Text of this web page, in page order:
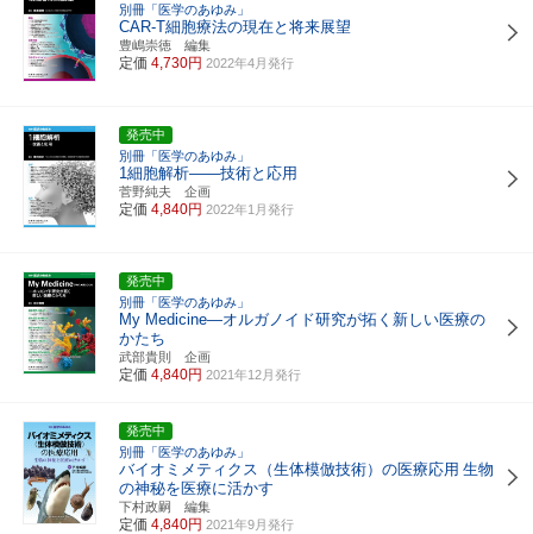
別冊「医学のあゆみ」
CAR-T細胞療法の現在と将来展望
豊嶋崇徳 編集
定価 4,730円 2022年4月発行
発売中
別冊「医学のあゆみ」
1細胞解析――技術と応用
菅野純夫 企画
定価 4,840円 2022年1月発行
発売中
別冊「医学のあゆみ」
My Medicine―オルガノイド研究が拓く新しい医療の
かたち
武部貴則 企画
定価 4,840円 2021年12月発行
発売中
別冊「医学のあゆみ」
バイオミメティクス（生体模倣技術）の医療応用 生物
の神秘を医療に活かす
下村政嗣 編集
定価 4,840円 2021年9月発行